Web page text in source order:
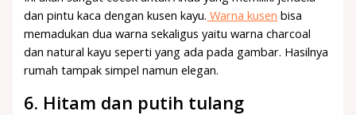
dan pintu kaca dengan kusen kayu. Warna kusen bisa
memadukan dua warna sekaligus yaitu warna charcoal
dan natural kayu seperti yang ada pada gambar. Hasilnya
rumah tampak simpel namun elegan.
6. Hitam dan putih tulang